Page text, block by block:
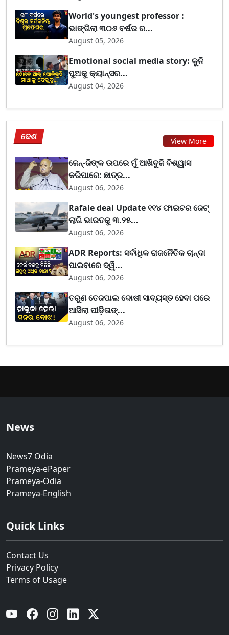
World's youngest professor :
ଭାଙ୍ଗିଲା ୩୦୬ ବର୍ଷର ର...
August 05, 2026
Emotional social media story: କୁନି
ପୁଅକୁ କ୍ୟାନ୍ସର...
August 04, 2026
ଦେଶ View More
ଜେନ୍-ଜିଙ୍କ ଉପରେ ମୁଁ ଆଖିବୁଜି ବିଶ୍ୱାସ
କରିପାରେ: ଛାତ୍ର...
August 06, 2026
Rafale deal Update ୧୧୪ ଫାଇଟର ଜେଟ୍
ଲାଗି ଭାରତକୁ ୩.୨୫...
August 06, 2026
ADR Reports: ସର୍ବାଧିକ ରାଜନୈତିକ ଚାନ୍ଦା
ପାଇବାରେ ଦ୍ୱି...
August 06, 2026
ତରୁଣ ତେଜପାଲ ଦୋଷୀ ସାବ୍ୟସ୍ତ ହେବା ପରେ
ଆସିଲା ପୀଡ଼ିତାଙ୍...
August 06, 2026
News
News7 Odia
Prameya-ePaper
Prameya-Odia
Prameya-English
Quick Links
Contact Us
Privacy Policy
Terms of Usage
YouTube Facebook Instagram Linkedin